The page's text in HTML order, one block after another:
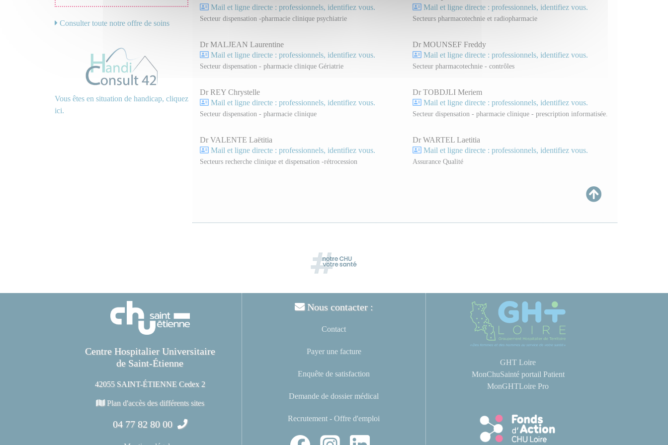
Consulter toute notre offre de soins
Vous êtes en situation de handicap, cliquez
ici.
Mail et ligne directe : professionnels, identifiez vous.
Secteur dispensation -pharmacie clinique psychiatrie
Mail et ligne directe : professionnels, identifiez vous.
Secteurs pharmacotechnie et radiopharmacie
Dr MALJEAN Laurentine
Mail et ligne directe : professionnels, identifiez vous.
Secteur dispensation - pharmacie clinique Gériatrie
Dr MOUNSEF Freddy
Mail et ligne directe : professionnels, identifiez vous.
Secteur pharmacotechnie - contrôles
Dr REY Chrystelle
Mail et ligne directe : professionnels, identifiez vous.
Secteur dispensation - pharmacie clinique
Dr TOBDJLI Meriem
Mail et ligne directe : professionnels, identifiez vous.
Secteur dispensation - pharmacie clinique - prescription informatisée.
Dr VALENTE Laëtitia
Mail et ligne directe : professionnels, identifiez vous.
Secteurs recherche clinique et dispensation -rétrocession
Dr WARTEL Laetitia
Mail et ligne directe : professionnels, identifiez vous.
Assurance Qualité
Centre Hospitalier Universitaire
de Saint-Étienne
42055 SAINT-ÉTIENNE Cedex 2
Plan d'accès des différents sites
04 77 82 80 00
Nous contacter :
Contact
Payer une facture
Enquête de satisfaction
Demande de dossier médical
Recrutement - Offre d'emploi
GHT Loire
MonChuSainté portail Patient
MonGHTLoire Pro